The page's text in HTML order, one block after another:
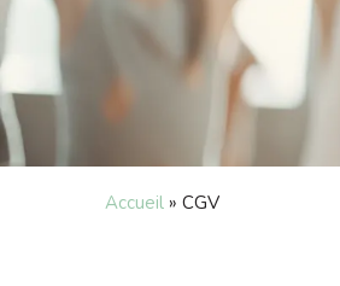
Accueil » CGV